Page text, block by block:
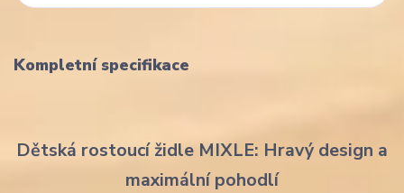
Kompletní specifikace
Dětská rostoucí židle MIXLE: Hravý design a
maximální pohodlí